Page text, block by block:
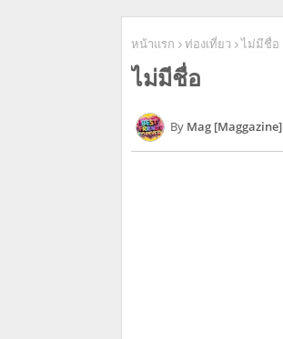
หน้าแรก ท่องเที่ยว ไม่มีชื่อ
ไม่มีชื่อ
Mag [Maggazine]